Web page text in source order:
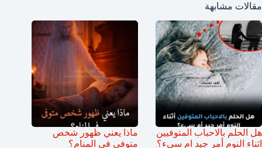
مقالات مشابهة
هل الحلم بالاحباب المتوفيين
اثناء النوم أمر جيد ام سيء؟
ماذا يعني ظهور شخص
متوفى في المنام؟